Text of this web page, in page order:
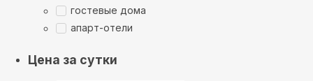
гостевые дома
апарт-отели
Цена за сутки